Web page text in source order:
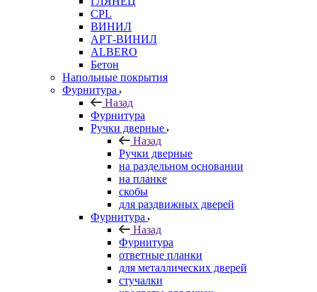
CPL
ВИНИЛ
АРТ-ВИНИЛ
ALBERO
Бетон
Напольные покрытия
Фурнитура
Назад
Фурнитура
Ручки дверные
Назад
Ручки дверные
на раздельном основании
на планке
скобы
для раздвижных дверей
Фурнитура
Назад
Фурнитура
ответные планки
для металлических дверей
стучалки